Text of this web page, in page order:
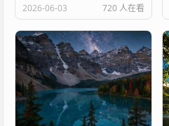
2026-06-03 720 人在看